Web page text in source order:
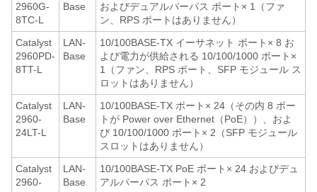
2960G-
8TC-L
Base
およびデュアルパーパス ポート× 1（ファ
ン、RPS ポートはありません）
Catalyst
2960PD-
8TT-L
LAN-
Base
10/100BASE-TX イーサネット ポート× 8 お
よび電力が供給される 10/100/1000 ポート×
1（ファン、RPS ポート、SFP モジュール ス
ロットはありません）
Catalyst
2960-
24LT-L
LAN-
Base
10/100BASE-TX ポート× 24（その内 8 ポー
トが Power over Ethernet（PoE））、およ
び 10/100/1000 ポート× 2（SFP モジュール
スロットはありません）
Catalyst
2960-
LAN-
Base
10/100BASE-TX PoE ポート× 24 およびデュ
アルパーパス ポート× 2